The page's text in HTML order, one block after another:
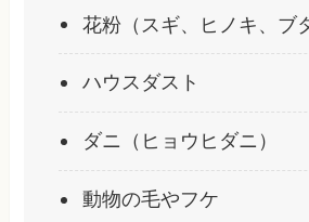
花粉（スギ、ヒノキ、ブ
ハウスダスト
ダニ（ヒョウヒダニ）
動物の毛やフケ